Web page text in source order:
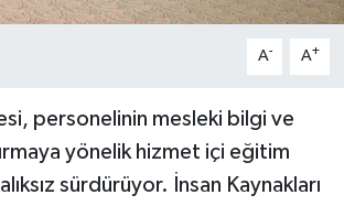
A- A+
personelinin mesleki bilgi ve
yönelik hizmet içi eğitim
sürdürüyor. İnsan Kaynakları